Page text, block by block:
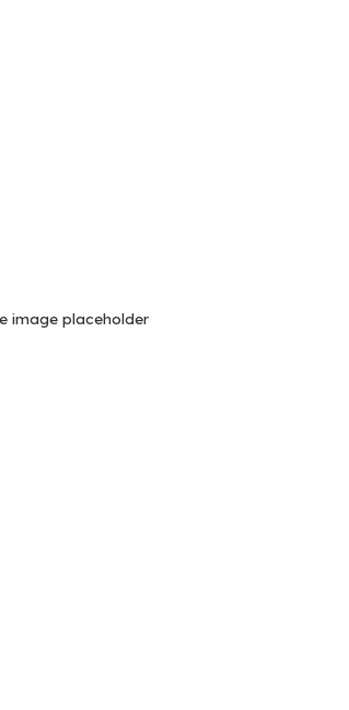
image placeholder